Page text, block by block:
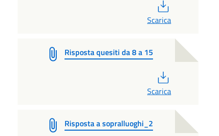
Scarica
Risposta quesiti da 8 a 15
Scarica
Risposta a sopralluoghi_2